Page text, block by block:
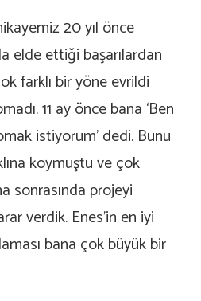
20 yıl önce
elde ettiği başarılardan
farklı bir yöne evrildi
11 ay önce bana ‘Ben
istiyorum’ dedi. Bunu
koymuştu ve çok
sonrasında projeyi
verdik. Enes’in en iyi
bana çok büyük bir